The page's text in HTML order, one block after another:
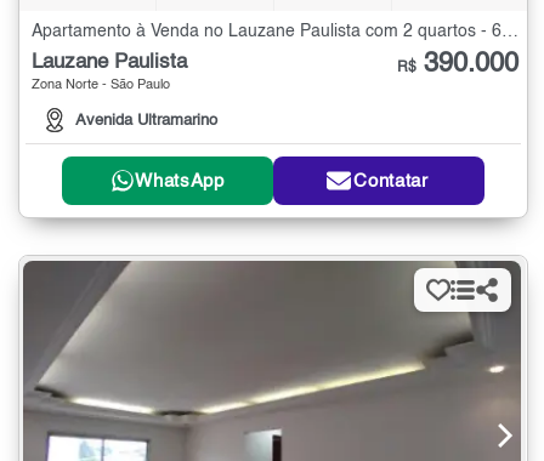
Apartamento à Venda no Lauzane Paulista com 2 quartos - 60 m²
Lauzane Paulista
Zona Norte - São Paulo
Avenida Ultramarino
R$ 390.000
WhatsApp Contatar